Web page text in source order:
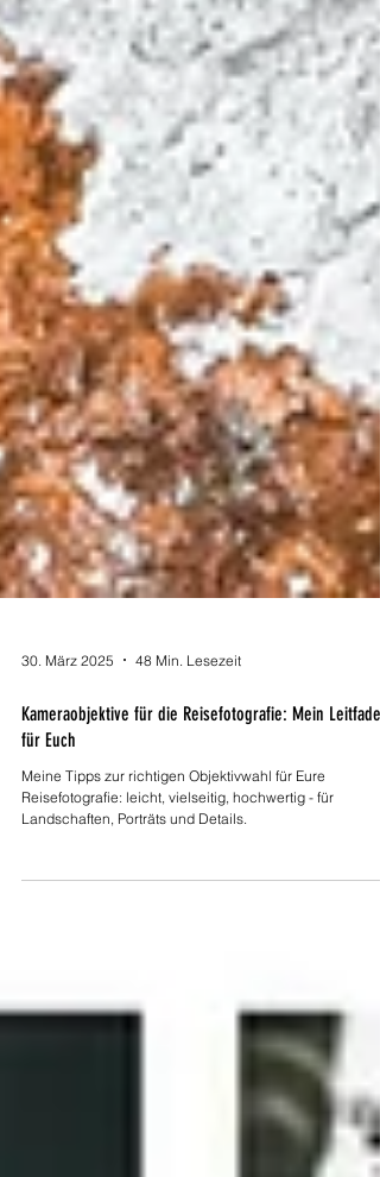
30. März 2025 48 Min. Lesezeit
Kameraobjektive für die Reisefotografie: Mein Leitfaden
für Euch
Landschaften, Porträts und Details.